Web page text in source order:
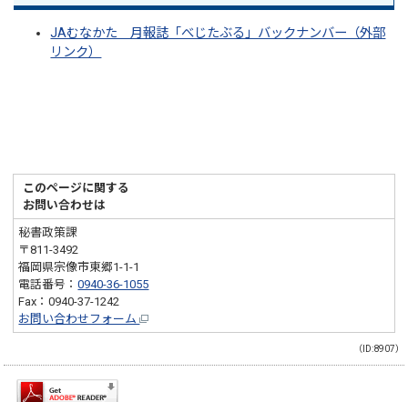
JAむなかた 月報誌「べじたぶる」バックナンバー（外部
リンク）
このページに関する
お問い合わせは
秘書政策課
〒811-3492
福岡県宗像市東郷1-1-1
電話番号：0940-36-1055
Fax：0940-37-1242
お問い合わせフォーム
（ID:8907）